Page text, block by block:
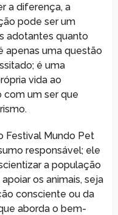
a diferença, a
pode ser um
adotantes quanto
apenas uma questão
é uma
vida ao
com um ser que
Festival Mundo Pet
responsável; ele
a população
os animais, seja
consciente ou da
aborda o bem-